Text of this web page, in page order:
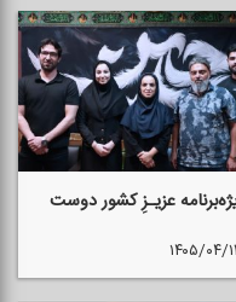
عزیـزِ كشور دوست
۰۴/۱۳